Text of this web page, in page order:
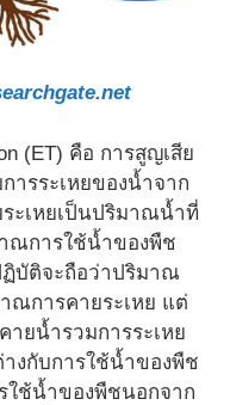
(ET) คือ การสูญเสีย
ารระเหยของน้ำจาก
ะเหยเป็นปริมาณน้ำที่
ณการใช้น้ำของพืช
ฏิบัติจะถือว่าปริมาณ
ณการคายระเหย แต่
ายน้ำรวมการระเหย
งกับการใช้น้ำของพืช
ใช้น้ำของพืชนอกจาก